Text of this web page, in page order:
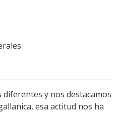
diferentes y nos destacamos
esa actitud nos ha